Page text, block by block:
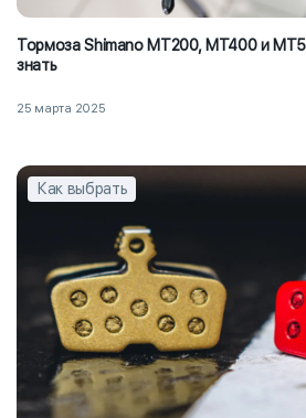
Тормоза Shimano MT200, MT400 и
знать
25 марта 2025
Как выбрать